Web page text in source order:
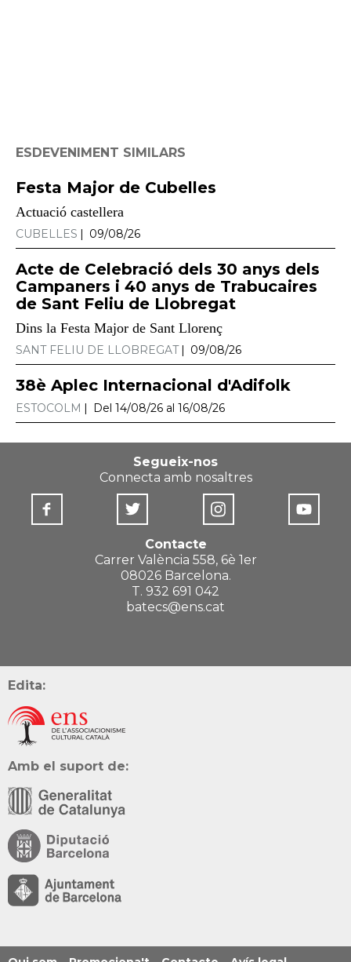
ESDEVENIMENT SIMILARS
Festa Major de Cubelles
Actuació castellera
CUBELLES 09/08/26
Acte de Celebració dels 30 anys dels
Campaners i 40 anys de Trabucaires
de Sant Feliu de Llobregat
Dins la Festa Major de Sant Llorenç
SANT FELIU DE LLOBREGAT 09/08/26
38è Aplec Internacional d'Adifolk
ESTOCOLM Del 14/08/26 al 16/08/26
Segueix-nos
Connecta amb nosaltres
Contacte
Carrer València 558, 6è 1er
08026 Barcelona.
T. 932 691 042
batecs@ens.cat
Edita:
Amb el suport de: